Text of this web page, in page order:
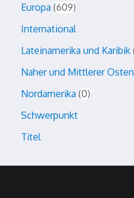
Europa 609
International
Lateinamerika und Karibik
Naher und Mittlerer Osten
Nordamerika 0
Schwerpunkt
Titel